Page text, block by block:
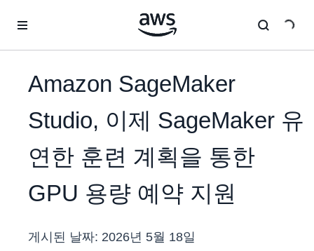
Amazon SageMaker
Studio, 이제 SageMaker 유
연한 훈련 계획을 통한
GPU 용량 예약 지원
게시된 날짜: 2026년 5월 18일